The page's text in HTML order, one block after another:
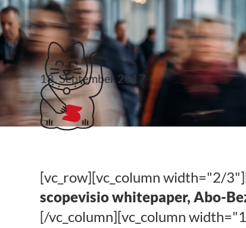
#steuerlinks 38. KW
18. September 2017
[vc_row][vc_column width="2/
scopevisio whitepaper, Abo-
[/vc_column][vc_column